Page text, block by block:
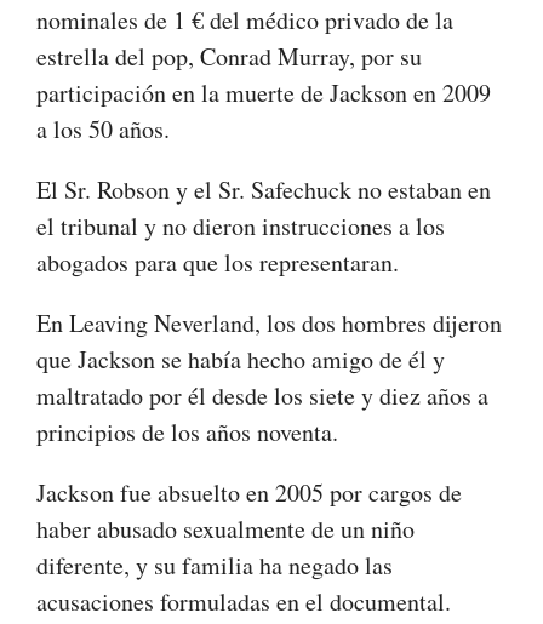
nominales de 1 € del médico privado de la
estrella del pop, Conrad Murray, por su
participación en la muerte de Jackson en 2009
a los 50 años.
El Sr. Robson y el Sr. Safechuck no estaban en
el tribunal y no dieron instrucciones a los
abogados para que los representaran.
En Leaving Neverland, los dos hombres dijeron
que Jackson se había hecho amigo de él y
maltratado por él desde los siete y diez años a
principios de los años noventa.
Jackson fue absuelto en 2005 por cargos de
haber abusado sexualmente de un niño
diferente, y su familia ha negado las
acusaciones formuladas en el documental.